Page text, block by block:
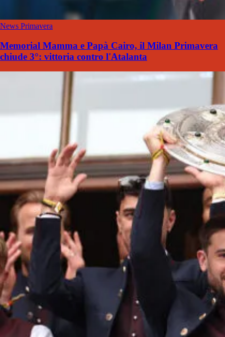
News Primavera
Memorial Mamma e Papà Cairo, il Milan Primavera
chiude 3°: vittoria contro l'Atalanta